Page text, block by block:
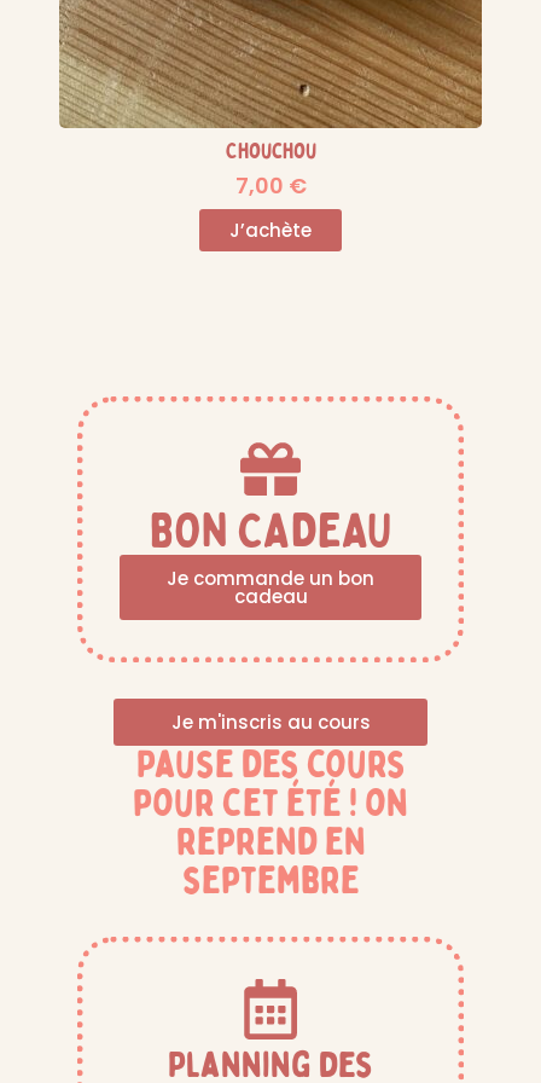
Chouchou
7,00 €
J’achète
BON CADEAU
Je commande un bon
cadeau
Je m'inscris au cours
Pause des cours
pour cet été ! on
reprend en
septembre
Planning des